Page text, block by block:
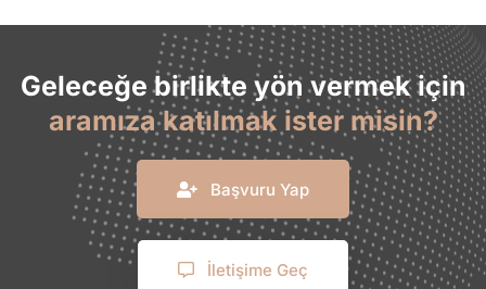
Geleceğe birlikte yön vermek için
aramıza katılmak ister misin?
Başvuru Yap
İletişime Geç